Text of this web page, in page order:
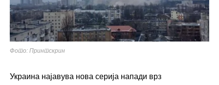
Фото: Принтскрин
Украина најавува нова серија напади врз